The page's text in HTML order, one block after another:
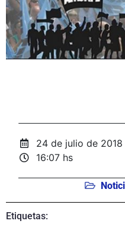
24 de julio de 2018
16:07 hs
Etiquetas: